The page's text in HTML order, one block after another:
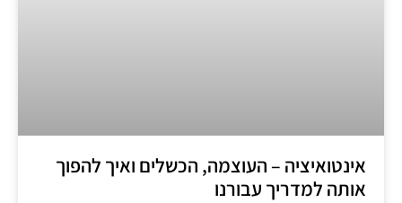
אינטואיציה – העוצמה, הכשלים ואיך להפוך
אותה למדריך עבורנו